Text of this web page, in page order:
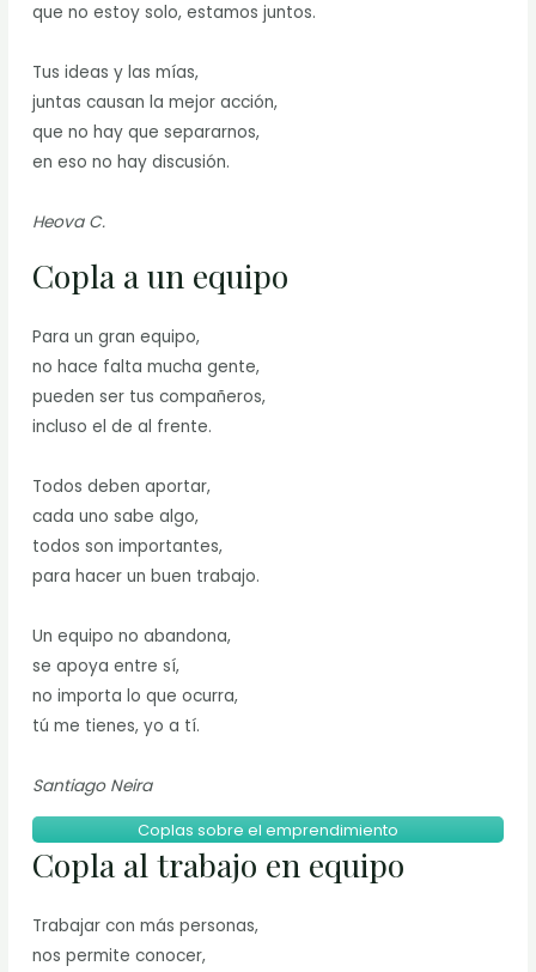
que no estoy solo, estamos juntos.
Tus ideas y las mías,
juntas causan la mejor acción,
que no hay que separarnos,
en eso no hay discusión.
Heova C.
Copla a un equipo
Para un gran equipo,
no hace falta mucha gente,
pueden ser tus compañeros,
incluso el de al frente.
Todos deben aportar,
cada uno sabe algo,
todos son importantes,
para hacer un buen trabajo.
Un equipo no abandona,
se apoya entre sí,
no importa lo que ocurra,
tú me tienes, yo a tí.
Santiago Neira
Coplas sobre el emprendimiento
Copla al trabajo en equipo
Trabajar con más personas,
nos permite conocer,